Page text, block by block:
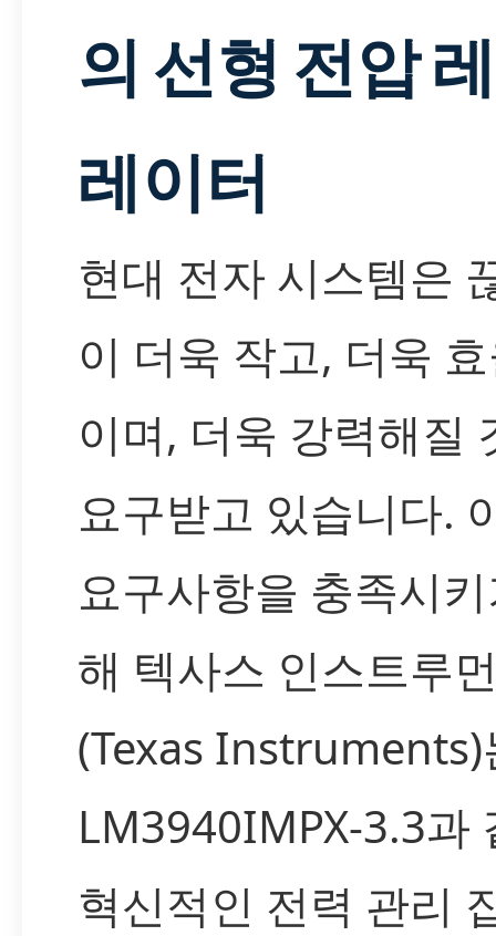
의 선형 전압
레이터
현대 전자 시스템은
이 더욱 작고, 더욱
이며, 더욱 강력해질
요구받고 있습니다.
요구사항을 충족시
해 텍사스 인스트루
(Texas Instruments)
LM3940IMPX-3.3과
혁신적인 전력 관리